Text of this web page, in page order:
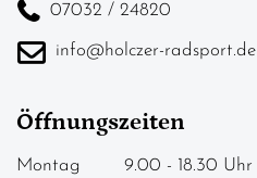
07032 / 24820
info@holczer-radsport.de
Öffnungszeiten
Montag 9.00 - 18.30 Uhr